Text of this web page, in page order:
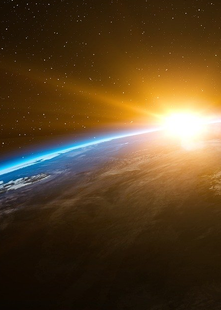
Le représentant Scott Perry, l’un des
a déclaré mardi que des agents du FBI ont
que des agents aient fouillé la propriété de
« Ce matin, alors que je voyageais avec ma
et ont saisi mon téléphone portable », a
communiqué publié par son bureau. « Ils
des dispositions pour qu’ils puissent avoir
L’avocat de Perry, John Rowley - qui est
Trump - n’a pas fait de commentaire. Le
Washington ont refusé de s"exprimer.
L’intérêt du ministère de la Justice pour M.
contre le Capitole, mais aussi à l’enquête
Blanche par M. Trump. Le comité du 6 janvier